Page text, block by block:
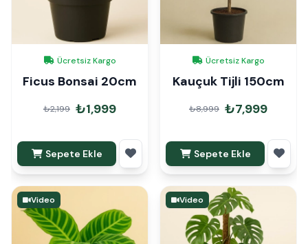
Ücretsiz Kargo
Ficus Bonsai 20cm
₺2,199 ₺1,999
Sepete Ekle
Ücretsiz Kargo
Kauçuk Tijli 150cm
₺8,999 ₺7,999
Sepete Ekle
Video Video